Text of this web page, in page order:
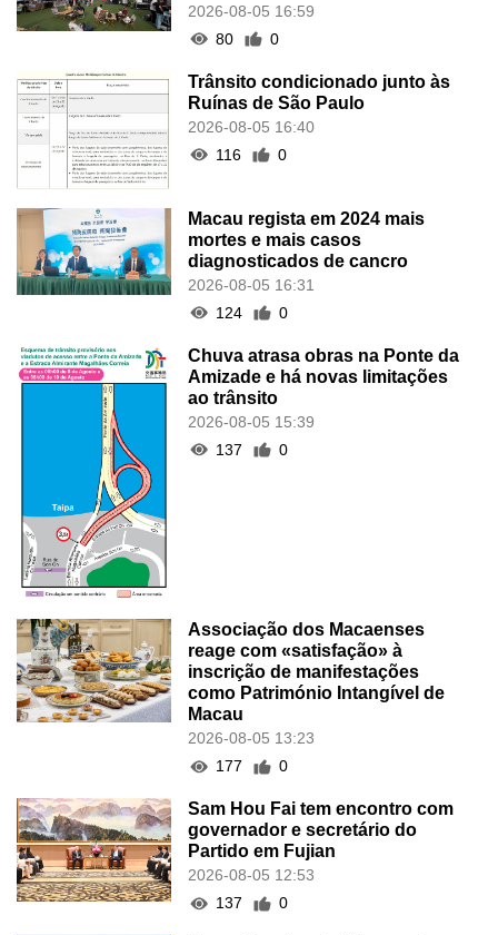
2026-08-05 16:59
80
0
Trânsito condicionado junto às
Ruínas de São Paulo
2026-08-05 16:40
116
0
Macau regista em 2024 mais
mortes e mais casos
diagnosticados de cancro
2026-08-05 16:31
124
0
Chuva atrasa obras na Ponte da
Amizade e há novas limitações
ao trânsito
2026-08-05 15:39
137
0
Associação dos Macaenses
reage com «satisfação» à
inscrição de manifestações
como Património Intangível de
Macau
2026-08-05 13:23
177
0
Sam Hou Fai tem encontro com
governador e secretário do
Partido em Fujian
2026-08-05 12:53
137
0